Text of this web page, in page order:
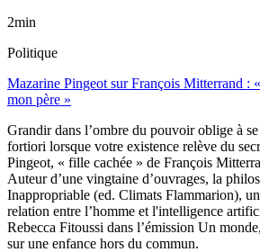
2min
Politique
Mazarine Pingeot sur François Mitterrand :
mon père »
Grandir dans l’ombre du pouvoir oblige à
fortiori lorsque votre existence relève du
Pingeot, « fille cachée » de François
Auteur d’une vingtaine d’ouvrages, la
Inappropriable (ed. Climats Flammarion),
relation entre l’homme et l'intelligence
Rebecca Fitoussi dans l’émission Un
sur une enfance hors du commun.